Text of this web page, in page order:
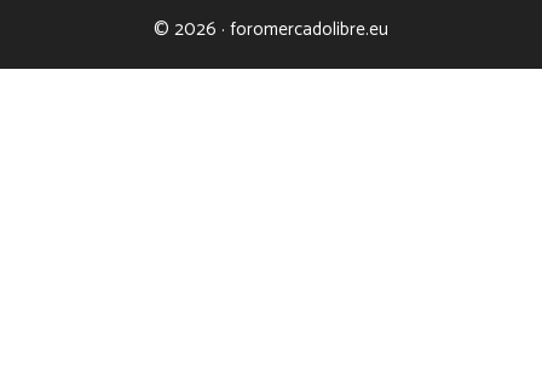
© 2026 · foromercadolibre.eu